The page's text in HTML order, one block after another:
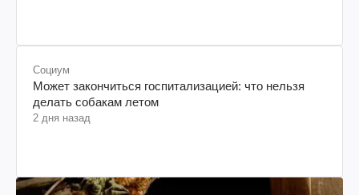
Социум
Может закончиться госпитализацией: что нельзя
делать собакам летом
2 дня назад